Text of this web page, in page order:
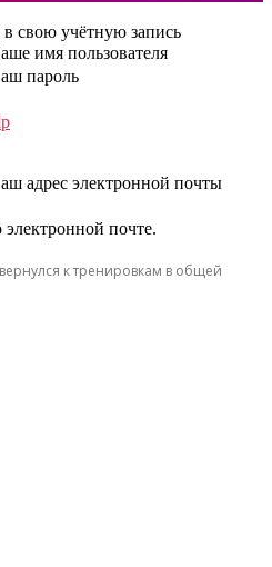
свою учётную запись
имя пользователя
пароль
адрес электронной почты
почте.
к тренировкам в общей